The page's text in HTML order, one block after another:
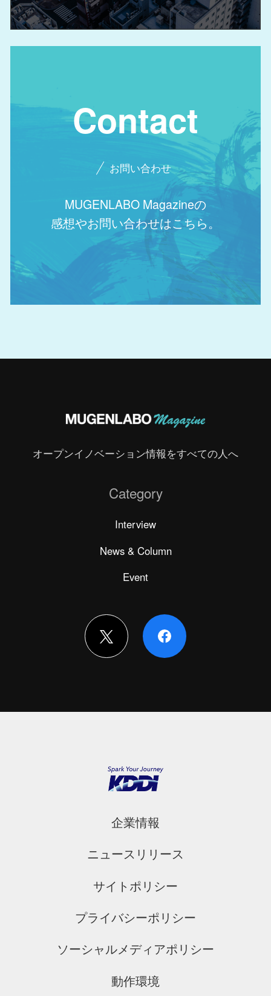
Contact
お問い合わせ
MUGENLABO Magazineの
感想やお問い合わせはこちら。
オープンイノベーション情報をすべての人へ
Category
Interview
News & Column
Event
企業情報
ニュースリリース
サイトポリシー
プライバシーポリシー
ソーシャルメディアポリシー
動作環境